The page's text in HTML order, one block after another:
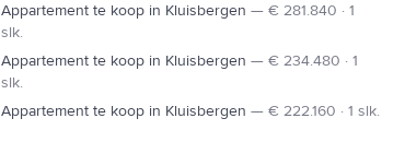
Appartement te koop in Kluisbergen — € 281.840 · 1
slk.
Appartement te koop in Kluisbergen — € 234.480 · 1
slk.
Appartement te koop in Kluisbergen — € 222.160 · 1 slk.